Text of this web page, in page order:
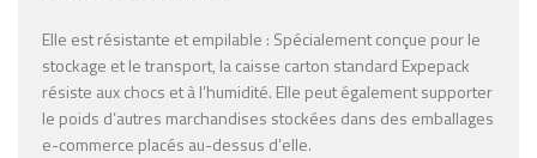
Elle est résistante et empilable : Spécialement conçue pour le
stockage et le transport, la caisse carton standard Expepack
résiste aux chocs et à l’humidité. Elle peut également supporter
le poids d’autres marchandises stockées dans des emballages
e-commerce placés au-dessus d’elle.